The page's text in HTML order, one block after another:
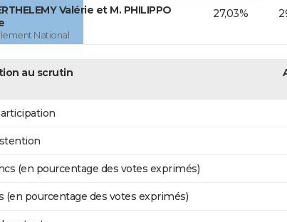
Valérie et M. PHILIPPO
National
27,03%
au scrutin
(en pourcentage des votes exprimés)
(en pourcentage des votes exprimés)